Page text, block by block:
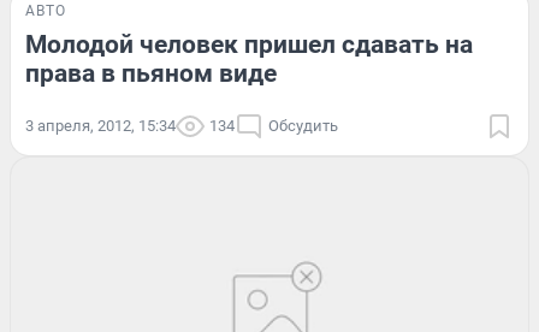
АВТО
Молодой человек пришел сдавать на
права в пьяном виде
3 апреля, 2012, 15:34 134 Обсудить